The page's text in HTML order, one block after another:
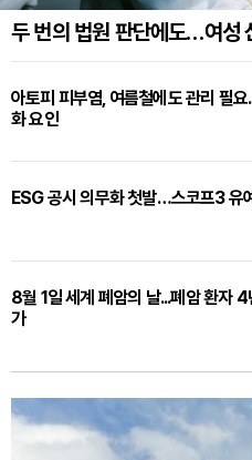
두 번의 법원 판단에도…여성
아토피 피부염, 여름철에도 관리 필요
화 요인
ESG 공시 의무화 첫발…스코프3 유
8월 1일 세계 폐암의 날...폐암 환자
가